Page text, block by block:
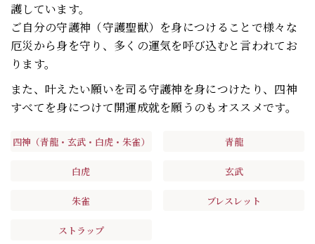
護しています。
ご自分の守護神（守護聖獣）を身につけることで様々な
厄災から身を守り、多くの運気を呼び込むと言われてお
ります。
また、叶えたい願いを司る守護神を身につけたり、四神
すべてを身につけて開運成就を願うのもオススメです。
四神（青龍・玄武・白虎・朱雀） 青龍
白虎 玄武
朱雀 ブレスレット
ストラップ